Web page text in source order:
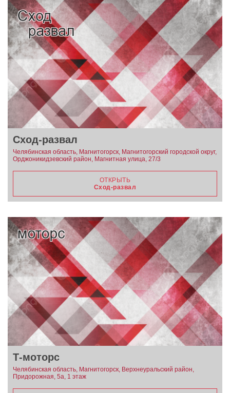
Сход-развал
Челябинская область, Магнитогорск, Магнитогорский городской округ,
Орджоникидзевский район, Магнитная улица, 27/3
ОТКРЫТЬ
Сход-развал
Т-моторс
Челябинская область, Магнитогорск, Верхнеуральский район,
Придорожная, 5а, 1 этаж